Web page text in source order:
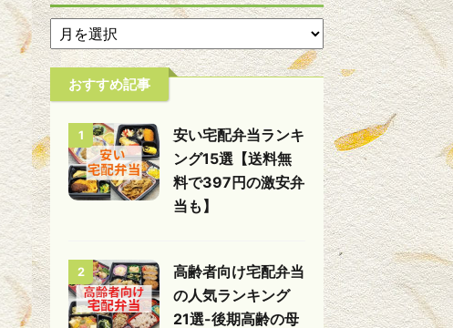
おすすめ記事
1
安い宅配弁当ランキ
ング15選【送料無
料で397円の激安弁
当も】
2
高齢者向け宅配弁当
の人気ランキング
21選-後期高齢の母